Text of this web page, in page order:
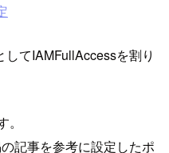
てIAMFullAccessを割り
記事を参考に設定したポ